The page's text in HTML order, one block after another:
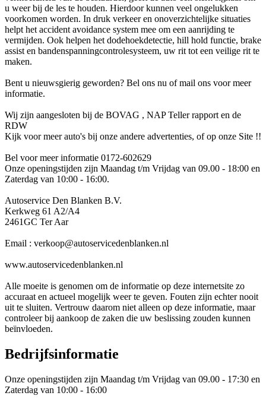
u weer bij de les te houden. Hierdoor kunnen veel ongelukken
voorkomen worden. In druk verkeer en onoverzichtelijke situaties
helpt het accident avoidance system mee om een aanrijding te
vermijden. Ook helpen het dodehoekdetectie, hill hold functie, brake
assist en bandenspanningcontrolesysteem, uw rit tot een veilige rit te
maken.
Bent u nieuwsgierig geworden? Bel ons nu of mail ons voor meer
informatie.
Wij zijn aangesloten bij de BOVAG , NAP Teller rapport en de
RDW
Kijk voor meer auto's bij onze andere advertenties, of op onze Site !!
Bel voor meer informatie 0172-602629
Onze openingstijden zijn Maandag t/m Vrijdag van 09.00 - 18:00 en
Zaterdag van 10:00 - 16:00.
Autoservice Den Blanken B.V.
Kerkweg 61 A2/A4
2461GC Ter Aar
Email : verkoop@autoservicedenblanken.nl
www.autoservicedenblanken.nl
Alle moeite is genomen om de informatie op deze internetsite zo
accuraat en actueel mogelijk weer te geven. Fouten zijn echter nooit
uit te sluiten. Vertrouw daarom niet alleen op deze informatie, maar
controleer bij aankoop de zaken die uw beslissing zouden kunnen
beïnvloeden.
Bedrijfsinformatie
Onze openingstijden zijn Maandag t/m Vrijdag van 09.00 - 17:30 en
Zaterdag van 10:00 - 16:00